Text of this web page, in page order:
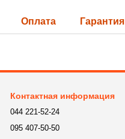
Оплата Гарантия
Контактная информация
044 221-52-24
095 407-50-50